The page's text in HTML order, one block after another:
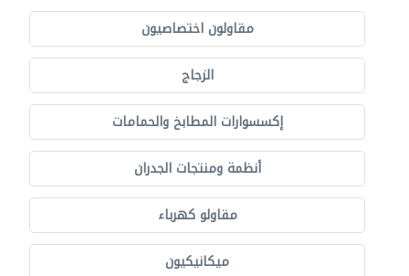
مقاولون اختصاصيون
الزجاج
إكسسوارات المطابخ والحمامات
أنظمة ومنتجات الجدران
مقاولو كهرباء
ميكانيكيون